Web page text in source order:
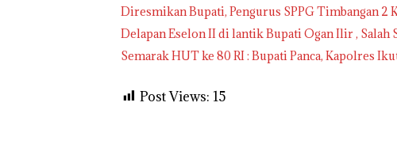
Diresmikan Bupati, Pengurus SPPG Timbangan 2
Delapan Eselon II di lantik Bupati Ogan Ilir , Salah
Semarak HUT ke 80 RI : Bupati Panca, Kapolres
Post Views: 15